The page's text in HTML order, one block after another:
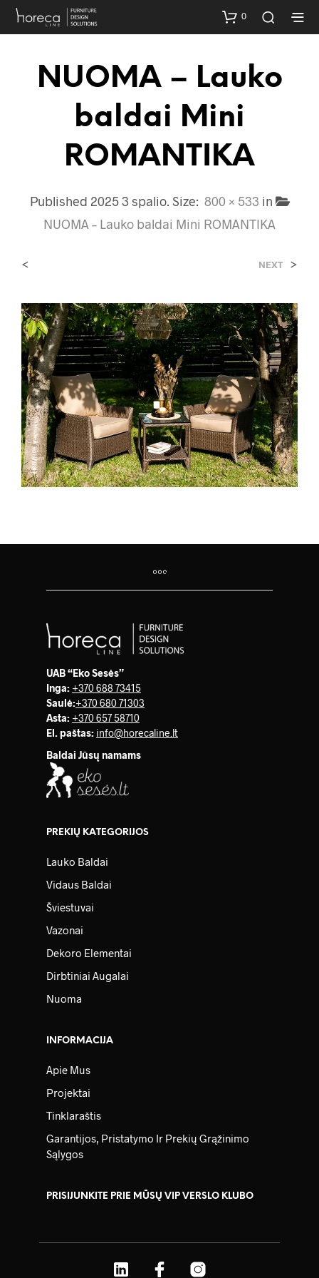
0
NUOMA – Lauko
baldai Mini
ROMANTIKA
Published 2025 3 spalio. Size: 800 × 533 in
NUOMA – Lauko baldai Mini ROMANTIKA
< NEXT >
UAB “Eko Sesės”
Inga: +370 688 73415
Saulė:+370 680 71303
Asta: +370 657 58710
El. paštas: info@horecaline.lt
Baldai Jūsų namams
PREKIŲ KATEGORIJOS
Lauko Baldai
Vidaus Baldai
Šviestuvai
Vazonai
Dekoro Elementai
Dirbtiniai Augalai
Nuoma
INFORMACIJA
Apie Mus
Projektai
Tinklaraštis
Garantijos, Pristatymo Ir Prekių Grąžinimo
Sąlygos
PRISIJUNKITE PRIE MŪSŲ VIP VERSLO KLUBO